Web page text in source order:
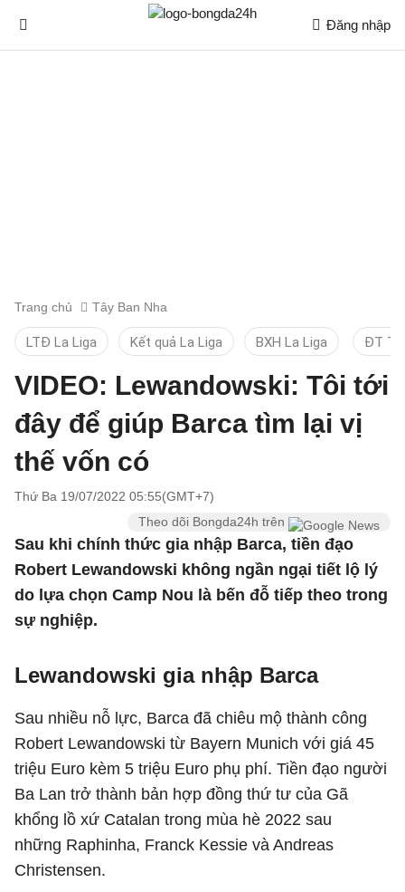
Đăng nhập
Trang chủ Tây Ban Nha
LTĐ La Liga Kết quả La Liga BXH La Liga ĐT
VIDEO: Lewandowski: Tôi tới
đây để giúp Barca tìm lại vị
thế vốn có
Thứ Ba 19/07/2022 05:55(GMT+7)
Theo dõi Bongda24h trên
Sau khi chính thức gia nhập Barca, tiền đạo
Robert Lewandowski không ngần ngại tiết lộ lý
do lựa chọn Camp Nou là bến đỗ tiếp theo trong
sự nghiệp.
Lewandowski gia nhập Barca
Sau nhiều nỗ lực, Barca đã chiêu mộ thành công
Robert Lewandowski từ Bayern Munich với giá 45
triệu Euro kèm 5 triệu Euro phụ phí. Tiền đạo người
Ba Lan trở thành bản hợp đồng thứ tư của Gã
khổng lồ xứ Catalan trong mùa hè 2022 sau
những Raphinha, Franck Kessie và Andreas
Christensen.